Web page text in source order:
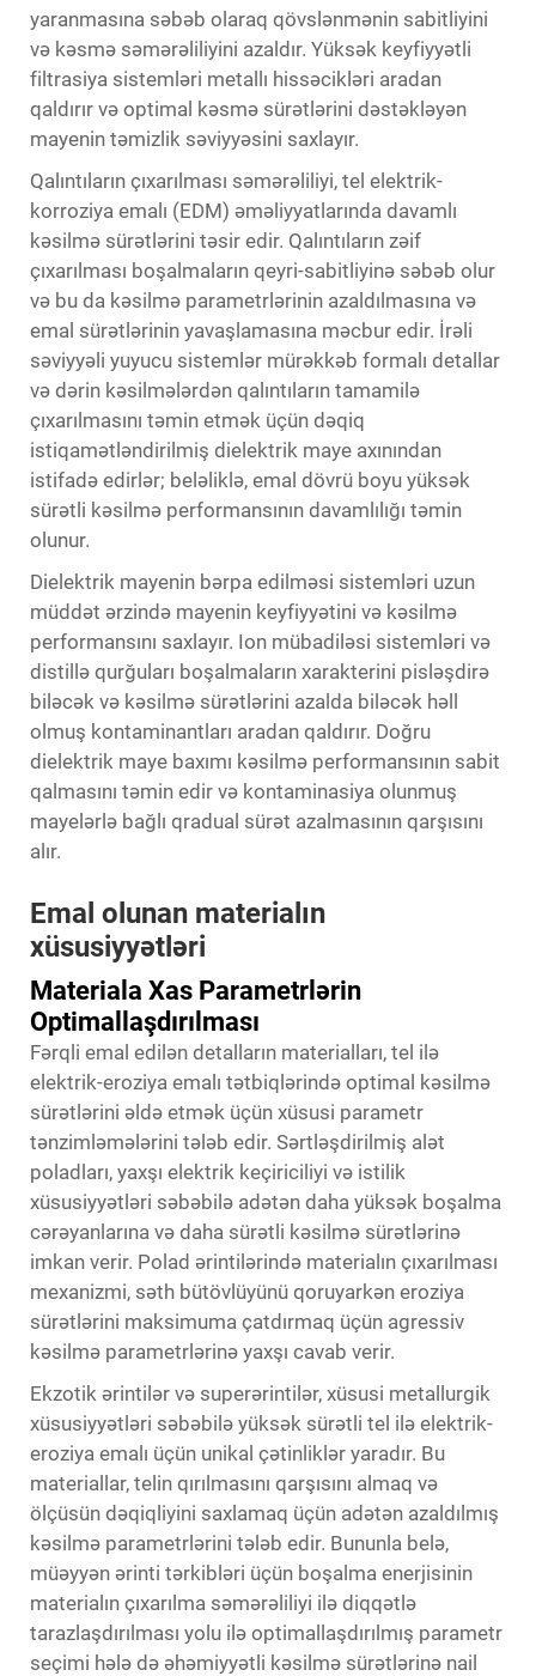
yaranmasına səbəb olaraq qövslənmənin sabitliyini
və kəsmə səmərəliliyini azaldır. Yüksək keyfiyyətli
filtrasiya sistemləri metallı hissəcikləri aradan
qaldırır və optimal kəsmə sürətlərini dəstəkləyən
mayenin təmizlik səviyyəsini saxlayır.
Qalıntıların çıxarılması səmərəliliyi, tel elektrik-
korroziya emalı (EDM) əməliyyatlarında davamlı
kəsilmə sürətlərini təsir edir. Qalıntıların zəif
çıxarılması boşalmaların qeyri-sabitliyinə səbəb olur
və bu da kəsilmə parametrlərinin azaldılmasına və
emal sürətlərinin yavaşlamasına məcbur edir. İrəli
səviyyəli yuyucu sistemlər mürəkkəb formalı detallar
və dərin kəsilmələrdən qalıntıların tamamilə
çıxarılmasını təmin etmək üçün dəqiq
istiqamətləndirilmiş dielektrik maye axınından
istifadə edirlər; beləliklə, emal dövrü boyu yüksək
sürətli kəsilmə performansının davamlılığı təmin
olunur.
Dielektrik mayenin bərpa edilməsi sistemləri uzun
müddət ərzində mayenin keyfiyyətini və kəsilmə
performansını saxlayır. Ion mübadiləsi sistemləri və
distillə qurğuları boşalmaların xarakterini pisləşdirə
biləcək və kəsilmə sürətlərini azalda biləcək həll
olmuş kontaminantları aradan qaldırır. Doğru
dielektrik maye baxımı kəsilmə performansının sabit
qalmasını təmin edir və kontaminasiya olunmuş
mayelərlə bağlı qradual sürət azalmasının qarşısını
alır.
Emal olunan materialın
xüsusiyyətləri
Materiala Xas Parametrlərin
Optimallaşdırılması
Fərqli emal edilən detalların materialları, tel ilə
elektrik-eroziya emalı tətbiqlərində optimal kəsilmə
sürətlərini əldə etmək üçün xüsusi parametr
tənzimləmələrini tələb edir. Sərtləşdirilmiş alət
poladları, yaxşı elektrik keçiriciliyi və istilik
xüsusiyyətləri səbəbilə adətən daha yüksək boşalma
cərəyanlarına və daha sürətli kəsilmə sürətlərinə
imkan verir. Polad ərintilərində materialın çıxarılması
mexanizmi, səth bütövlüyünü qoruyarkən eroziya
sürətlərini maksimuma çatdırmaq üçün agressiv
kəsilmə parametrlərinə yaxşı cavab verir.
Ekzotik ərintilər və superərintilər, xüsusi metallurgik
xüsusiyyətləri səbəbilə yüksək sürətli tel ilə elektrik-
eroziya emalı üçün unikal çətinliklər yaradır. Bu
materiallar, telin qırılmasını qarşısını almaq və
ölçüsün dəqiqliyini saxlamaq üçün adətən azaldılmış
kəsilmə parametrlərini tələb edir. Bununla belə,
müəyyən ərinti tərkibləri üçün boşalma enerjisinin
materialın çıxarılma səmərəliliyi ilə diqqətlə
tarazlaşdırılması yolu ilə optimallaşdırılmış parametr
seçimi hələ də əhəmiyyətli kəsilmə sürətlərinə nail